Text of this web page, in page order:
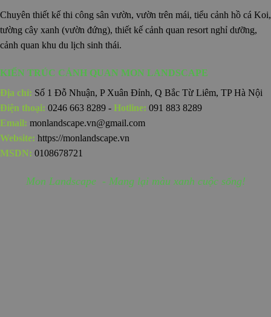
Chuyên thiết kế thi công sân vườn, vườn trên mái, tiểu cảnh hồ cá Koi,
tường cây xanh (vườn đứng), thiết kế cảnh quan resort nghỉ dưỡng,
cảnh quan khu du lịch sinh thái.
KIẾN TRÚC CẢNH QUAN MON LANDSCAPE
Địa chỉ: Số 1 Đỗ Nhuận, P Xuân Đỉnh, Q Bắc Từ Liêm, TP Hà Nội
Điện thoại: 0246 663 8289 - Hotline: 091 883 8289
Email: monlandscape.vn@gmail.com
Website: https://monlandscape.vn
MSDN: 0108678721
Mon Landscape - Mang lại màu xanh cuộc sống!